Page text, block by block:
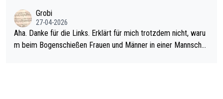
diese könnten teils wirksam behandelt werden! Dafür müsste
man nur zum Neurologen und nicht zum Mentaltrainer gehen…
Grobi
27-04-2026
Aha. Danke für die Links. Erklärt für mich trotzdem nicht, waru
m beim Bogenschießen Frauen und Männer in einer Mannschaf